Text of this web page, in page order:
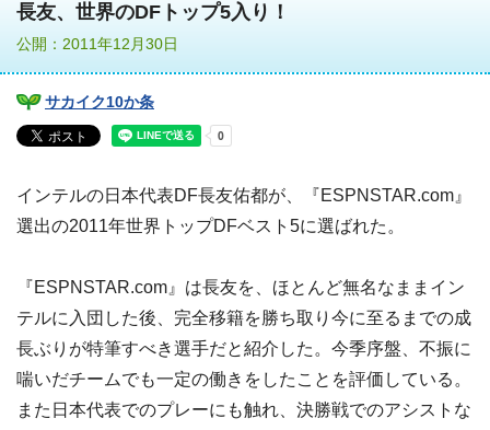
長友、世界のDFトップ5入り！
公開：2011年12月30日
サカイク10か条
インテルの日本代表DF長友佑都が、『ESPNSTAR.com』
選出の2011年世界トップDFベスト5に選ばれた。
『ESPNSTAR.com』は長友を、ほとんど無名なままイン
テルに入団した後、完全移籍を勝ち取り今に至るまでの成
長ぶりが特筆すべき選手だと紹介した。今季序盤、不振に
喘いだチームでも一定の働きをしたことを評価している。
また日本代表でのプレーにも触れ、決勝戦でのアシストな